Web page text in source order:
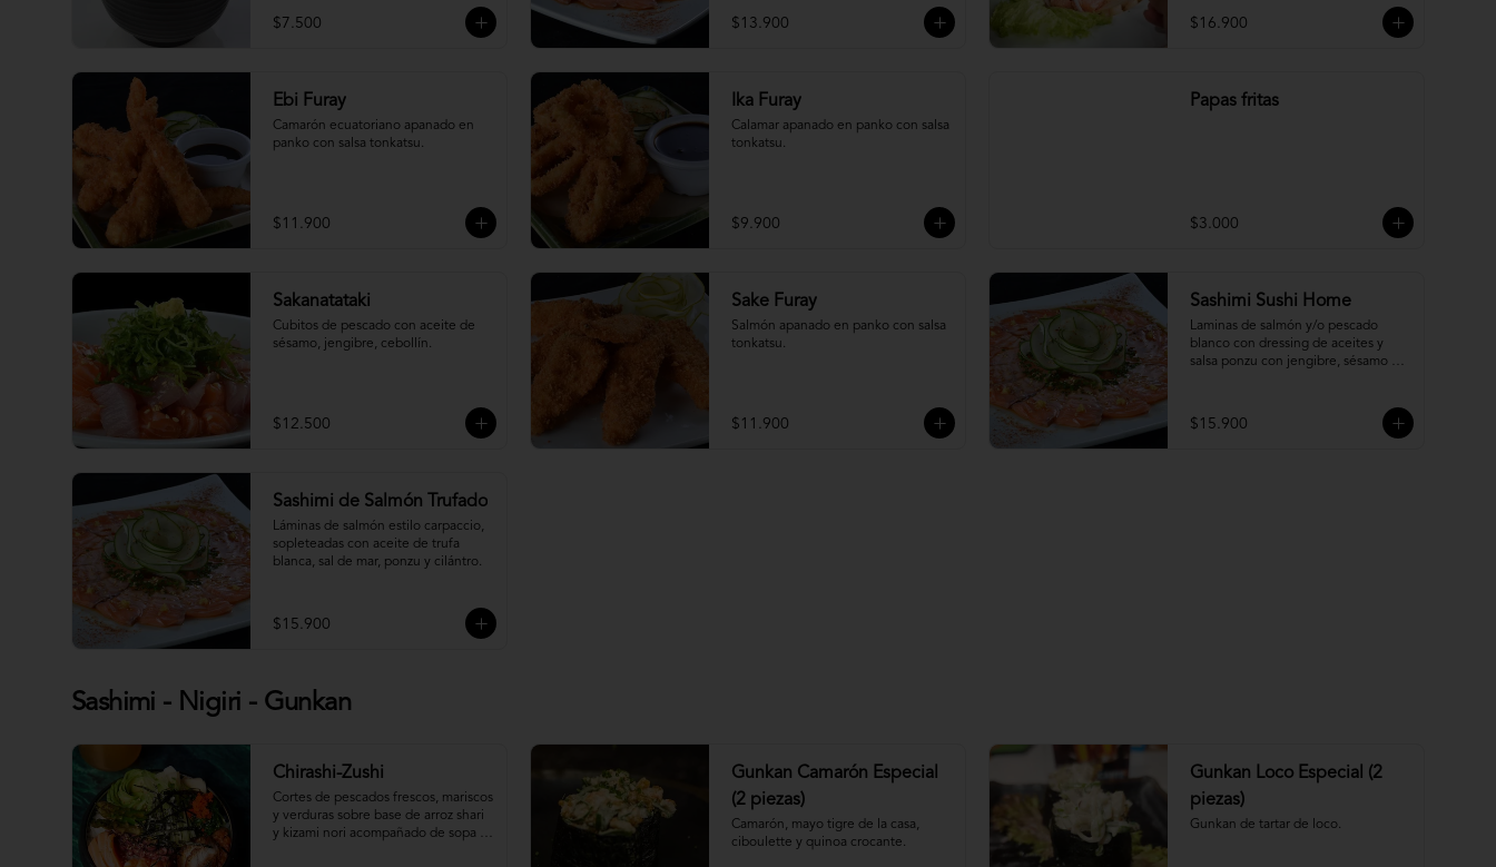
$7.500 $13.900 $16.900
Ebi Furay
Camarón ecuatoriano apanado en
panko con salsa tonkatsu.
$11.900
Ika Furay
Calamar apanado en panko con salsa
tonkatsu.
$9.900
Papas fritas
$3.000
Sakanatataki
Cubitos de pescado con aceite de
sésamo, jengibre, cebollín.
$12.500
Sake Furay
Salmón apanado en panko con salsa
tonkatsu.
$11.900
Sashimi Sushi Home
Laminas de salmón y/o pescado
blanco con dressing de aceites y
salsa ponzu con jengibre, sésamo y
$15.900
Sashimi de Salmón Trufado
Láminas de salmón estilo carpaccio,
sopleteadas con aceite de trufa
blanca, sal de mar, ponzu y cilántro.
$15.900
Sashimi - Nigiri - Gunkan
Chirashi-Zushi
Cortes de pescados frescos, mariscos
y verduras sobre base de arroz shari
y kizami nori acompañado de sopa
Gunkan Camarón Especial
(2 piezas)
Camarón, mayo tigre de la casa,
ciboulette y quinoa crocante.
Gunkan Loco Especial (2
piezas)
Gunkan de tartar de loco.